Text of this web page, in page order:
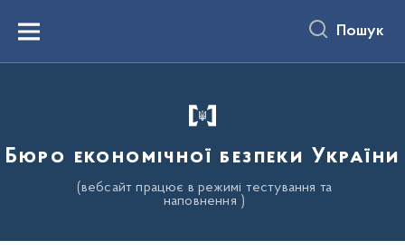
вмістуMenu Пошук
Бюро економічної безпеки України
(вебсайт працює в режимі тестування та
наповнення )